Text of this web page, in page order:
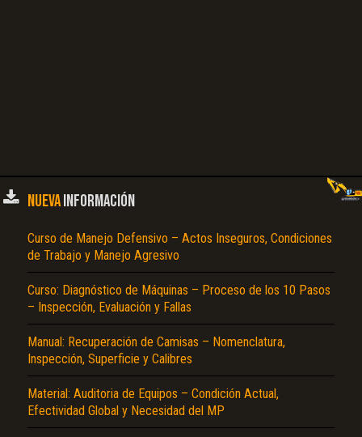
NUEVAINFORMACIÓN
Curso de Manejo Defensivo – Actos Inseguros, Condiciones
de Trabajo y Manejo Agresivo
Curso: Diagnóstico de Máquinas – Proceso de los 10 Pasos
– Inspección, Evaluación y Fallas
Manual: Recuperación de Camisas – Nomenclatura,
Inspección, Superficie y Calibres
Material: Auditoria de Equipos – Condición Actual,
Efectividad Global y Necesidad del MP